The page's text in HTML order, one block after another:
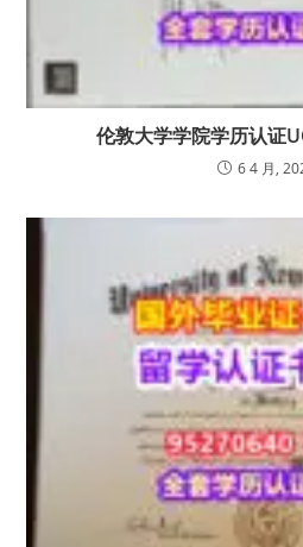
伦敦大学学院学历认证
6 4 月,